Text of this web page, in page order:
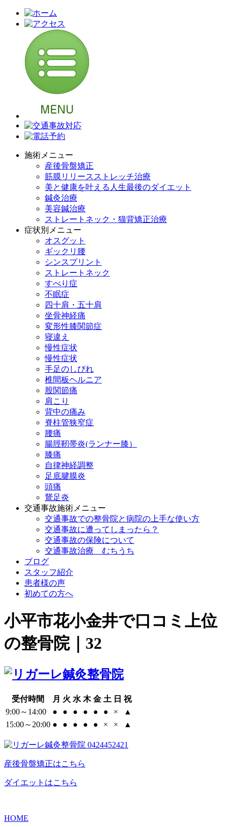
施術メニュー
産後骨盤矯正
筋膜リリースストレッチ治療
美と健康を叶える人生最後のダイエット
鍼灸治療
美容鍼治療
ストレートネック・猫背矯正治療
症状別メニュー
オスグット
ギックリ腰
シンスプリント
ストレートネック
すべり症
不眠症
四十肩・五十肩
坐骨神経痛
変形性膝関節症
寝違え
慢性症状
慢性症状
手足のしびれ
椎間板ヘルニア
股関節痛
肩こり
背中の痛み
脊柱管狭窄症
腰痛
腸脛靭帯炎(ランナー膝）
膝痛
自律神経調整
足底腱膜炎
頭痛
鵞足炎
交通事故施術メニュー
交通事故での整骨院と病院の上手な使い方
交通事故に遭ってしまったら？
交通事故の保険について
交通事故治療 むちうち
ブログ
スタッフ紹介
患者様の声
初めての方へ
小平市花小金井で口コミ上位
の整骨院｜32
受付時間 月 火 水 木 金 土 日 祝
9:00～14:00
● ● ● ● ● ● ×
▲
15:00～20:00 ● ● ● ● ● × × ▲
産後骨盤矯正はこちら
ダイエットはこちら
HOME